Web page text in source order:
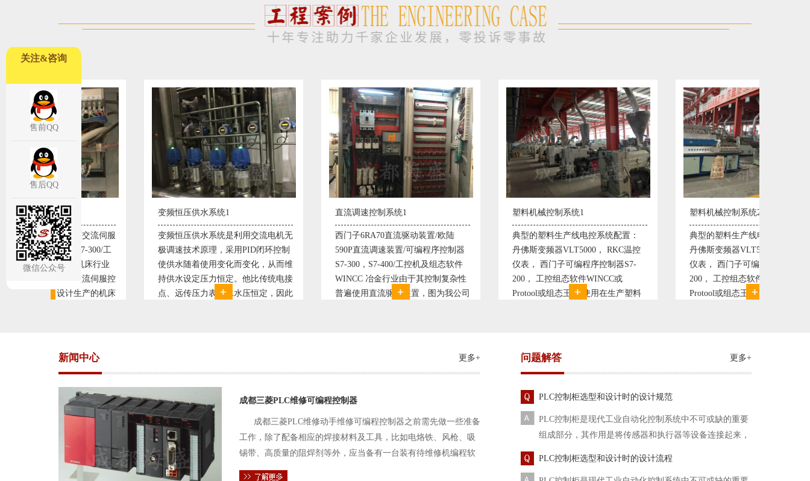
变频恒压供水系统1
变频恒压供水系统是利用交流电机无
极调速技术原理，采用PID闭环控制
使供水随着使用变化而变化，从而维
持供水设定压力恒定。他比传统电接
点、远传压力表供水水压恒定，因此
直流调速控制系统1
西门子6RA70直流驱动装置/欧陆
590P直流调速装置/可编程序控制器
S7-300，S7-400/工控机及组态软件
WINCC 冶金行业由于其控制复杂性
普遍使用直流驱动装置，图为我公司
塑料机械控制系统1
典型的塑料生产线电控系统配置：
丹佛斯变频器VLT5000， RKC温控
仪表， 西门子可编程序控制器S7-
200， 工控组态软件WINCC或
Protool或组态王。 使用在生产塑料
塑料机械控制系统2
典型的塑料生产线电控系统配置：
丹佛斯变频器VLT5000， RKC温控
仪表， 西门子可编程序控制器S7-
200， 工控组态软件WINCC或
Protool或组态王。 使用在生产塑料
粮油自动化控
ABB变频器
G1S变频器，
器S7-300或者
软件WINCC或
液位计等进口
新闻中心 更多+
成都三菱PLC维修可编程控制器
成都三菱PLC维修动手维修可编程控制器之前需先做一些准备
工作，除了配备相应的焊接材料及工具，比如电烙铁、风枪、吸
锡带、高质量的阻焊剂等外，应当备有一台装有待维修机编程软
件的电路及通信电缆。这一是由于待修机常常是从工作系统中拆
问题解答 更多+
PLC控制柜选型和设计时的设计规范
PLC控制柜是现代工业自动化控制系统中不可或缺的重要
组成部分，其作用是将传感器和执行器等设备连接起来，
PLC控制柜选型和设计时的设计流程
关注&咨询
售前QQ
售后QQ
微信公众号